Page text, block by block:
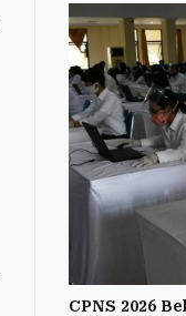
CPNS 2026